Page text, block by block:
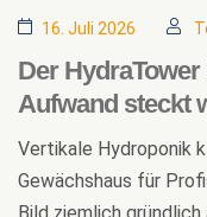
16. Juli 2026
Der
Aufwand steckt
Vertikale Hydroponik
Gewächshaus für